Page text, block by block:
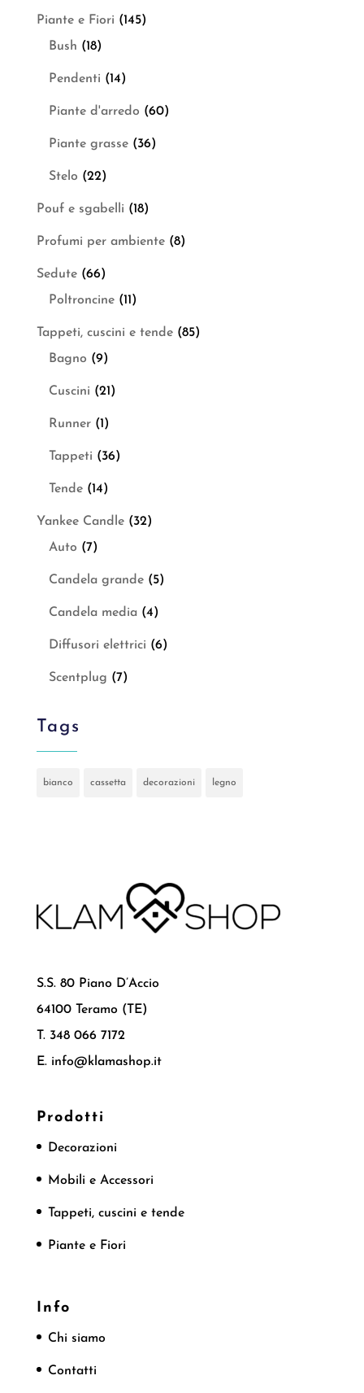
Piante e Fiori (145)
Bush (18)
Pendenti (14)
Piante d'arredo (60)
Piante grasse (36)
Stelo (22)
Pouf e sgabelli (18)
Profumi per ambiente (8)
Sedute (66)
Poltroncine (11)
Tappeti, cuscini e tende (85)
Bagno (9)
Cuscini (21)
Runner (1)
Tappeti (36)
Tende (14)
Yankee Candle (32)
Auto (7)
Candela grande (5)
Candela media (4)
Diffusori elettrici (6)
Scentplug (7)
Tags
bianco cassetta decorazioni legno
S.S. 80 Piano D’Accio
64100 Teramo (TE)
T. 348 066 7172
E. info@klamashop.it
Prodotti
Decorazioni
Mobili e Accessori
Tappeti, cuscini e tende
Piante e Fiori
Info
Chi siamo
Contatti